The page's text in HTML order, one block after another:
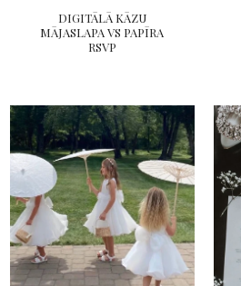
DIGITĀLĀ KĀZU
MĀJASLAPA VS PAPĪRA
RSVP